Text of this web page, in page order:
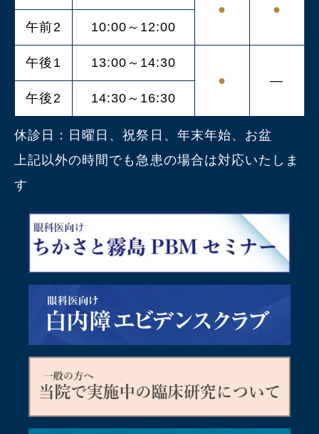
●
●
午前2
10:00～12:00
午後1
13:00～14:30
●
―
午後2
14:30～16:30
休診日：日曜日、祝祭日、年末年始、お盆
上記以外の時間でも急患の場合は対応いたしま
す